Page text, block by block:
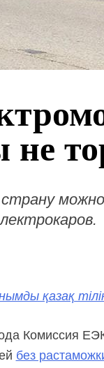
не
қазақ
Комиссия
без